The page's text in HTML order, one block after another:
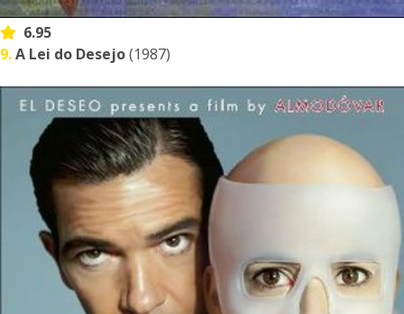
6.95
9.A Lei do Desejo(1987)